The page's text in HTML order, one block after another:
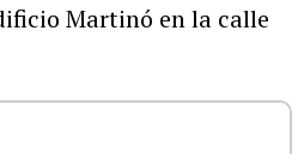
Martinó en la calle